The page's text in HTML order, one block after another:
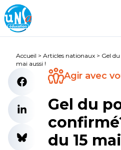
Accueil > Articles nationaux > Gel
mai aussi !
Agir avec
Gel du
du 15